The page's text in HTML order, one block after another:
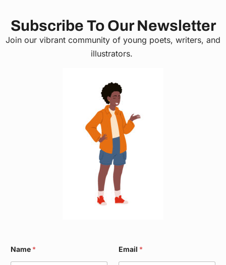
Subscribe To Our Newsletter
Join our vibrant community of young poets, writers, and
illustrators.
a
m
Name * Email *